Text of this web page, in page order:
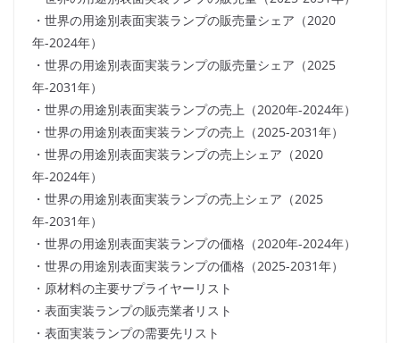
・世界の用途別表面実装ランプの販売量シェア（2020
年-2024年）
・世界の用途別表面実装ランプの販売量シェア（2025
年-2031年）
・世界の用途別表面実装ランプの売上（2020年-2024年）
・世界の用途別表面実装ランプの売上（2025-2031年）
・世界の用途別表面実装ランプの売上シェア（2020
年-2024年）
・世界の用途別表面実装ランプの売上シェア（2025
年-2031年）
・世界の用途別表面実装ランプの価格（2020年-2024年）
・世界の用途別表面実装ランプの価格（2025-2031年）
・原材料の主要サプライヤーリスト
・表面実装ランプの販売業者リスト
・表面実装ランプの需要先リスト